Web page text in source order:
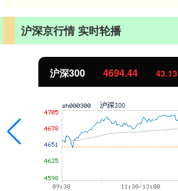
沪深京行情 实时轮播
沪深300 4694.44 43.13